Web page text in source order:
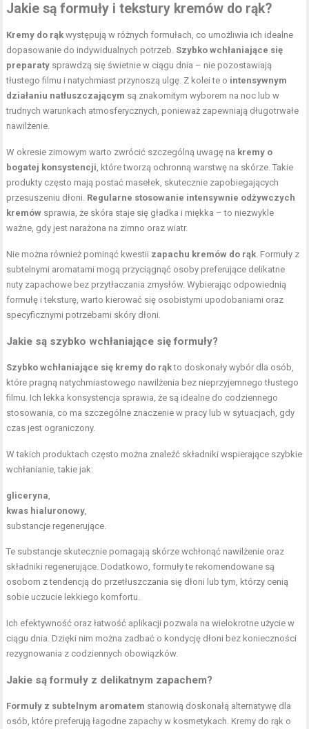
Jakie są formuły i tekstury kremów do rąk?
Kremy do rąk występują w różnych formułach, co umożliwia ich idealne
dopasowanie do indywidualnych potrzeb. Szybko wchłaniające się
preparaty sprawdzą się świetnie w ciągu dnia – nie pozostawiają
tłustego filmu i natychmiast przynoszą ulgę. Z kolei te o intensywnym
działaniu natłuszczającym są znakomitym wyborem na noc lub w
trudnych warunkach atmosferycznych, ponieważ zapewniają długotrwałe
nawilżenie.
W okresie zimowym warto zwrócić szczególną uwagę na kremy o
bogatej konsystencji, które tworzą ochronną warstwę na skórze. Takie
produkty często mają postać masełek, skutecznie zapobiegających
przesuszeniu dłoni. Regularne stosowanie intensywnie odżywczych
kremów sprawia, że skóra staje się gładka i miękka – to niezwykle
ważne, gdy jest narażona na zimno oraz wiatr.
Nie można również pominąć kwestii zapachu kremów do rąk. Formuły z
subtelnymi aromatami mogą przyciągnąć osoby preferujące delikatne
nuty zapachowe bez przytłaczania zmysłów. Wybierając odpowiednią
formułę i teksturę, warto kierować się osobistymi upodobaniami oraz
specyficznymi potrzebami skóry dłoni.
Jakie są szybko wchłaniające się formuły?
Szybko wchłaniające się kremy do rąkto doskonały wybór dla osób,
które pragną natychmiastowego nawilżenia bez nieprzyjemnego tłustego
filmu. Ich lekka konsystencja sprawia, że są idealne do codziennego
stosowania, co ma szczególne znaczenie w pracy lub w sytuacjach, gdy
czas jest ograniczony.
W takich produktach często można znaleźć składniki wspierające szybkie
wchłanianie, takie jak:
gliceryna,
kwas hialuronowy,
substancje regenerujące.
Te substancje skutecznie pomagają skórze wchłonąć nawilżenie oraz
składniki regenerujące. Dodatkowo, formuły te rekomendowane są
osobom z tendencją do przetłuszczania się dłoni lub tym, którzy cenią
sobie uczucie lekkiego komfortu.
Ich efektywność oraz łatwość aplikacji pozwala na wielokrotne użycie w
ciągu dnia. Dzięki nim można zadbać o kondycję dłoni bez konieczności
rezygnowania z codziennych obowiązków.
Jakie są formuły z delikatnym zapachem?
Formuły z subtelnym aromatem stanowią doskonałą alternatywę dla
osób, które preferują łagodne zapachy w kosmetykach. Kremy do rąk o